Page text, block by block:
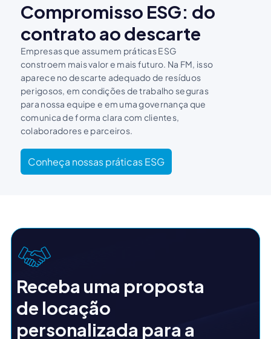
Compromisso ESG: do
contrato ao descarte
Empresas que assumem práticas ESG
constroem mais valor e mais futuro. Na FM, isso
aparece no descarte adequado de resíduos
perigosos, em condições de trabalho seguras
para nossa equipe e em uma governança que
comunica de forma clara com clientes,
colaboradores e parceiros.
Conheça nossas práticas ESG
Receba uma proposta
de locação
personalizada para a